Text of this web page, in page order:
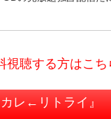
視聴する方はこち
カレ←リトライ』